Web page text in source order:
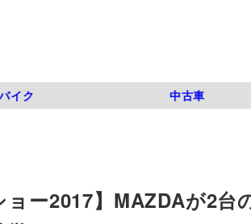
イク 中古車
ョー2017】MAZDAが2